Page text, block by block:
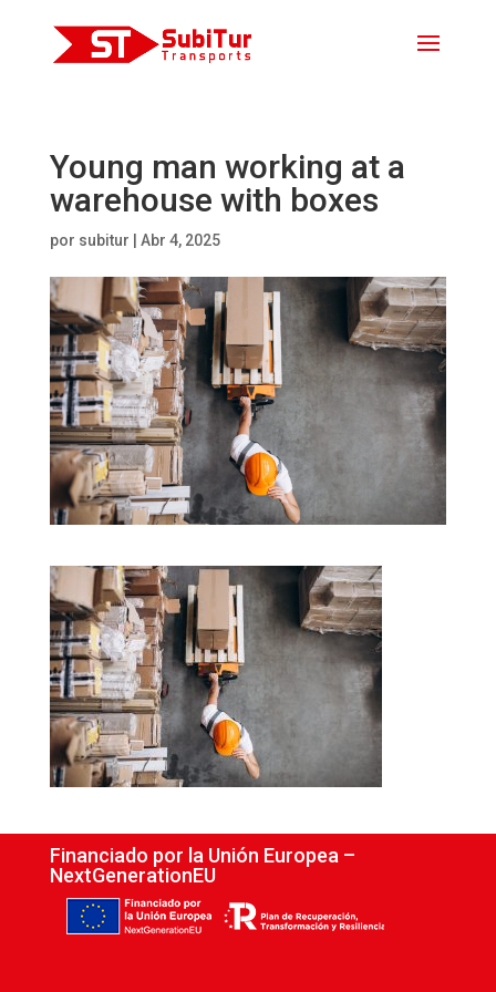
Young man working at a
warehouse with boxes
por subitur Abr 4, 2025
Financiado por la Unión Europea –
NextGenerationEU